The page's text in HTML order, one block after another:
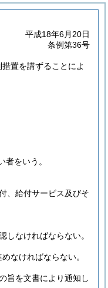
平成18年6月20日
条例第36号
置を講ずることによ
者をいう。
、給付サービス及びそ
しなければならない。
なければならない。
旨を文書により通知し